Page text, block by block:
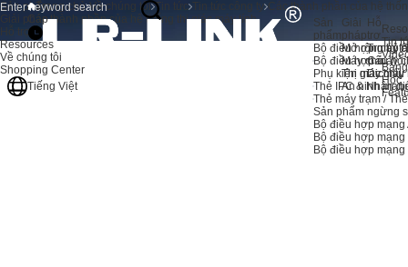
Sản
phẩm
Bộ điều hợp máy
Bộ điều hợp máy
Phụ kiện máy chủ
Thẻ IPC & Nhận
Thẻ máy trạm /
Sản phẩm ngừng
Bộ điều hợp mạng
Bộ điều hợp mạng
Bộ điều hợp
Giải
pháp
Mở rộng bộ
Máy chủ
Thị giác máy
An ninh
Hỗ
trợ
Trung
Câu
Dịch vụ
Tin
Học
Sản phẩm
Giải pháp
Hỗ trợ
Resources
Về chúng tôi
Shopping Center
Tiếng Việt
Trang chủ Về chúng tôi Tin tức Tin tức công ty
Các thành phần của hệ
Các thành phần của hệ thống thị giác máy tính